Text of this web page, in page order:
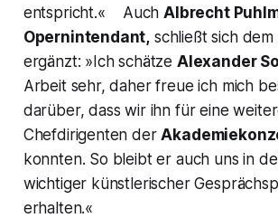
entspricht.« AuchAlbrecht
Opernintendant, schließt sich dem
ergänzt: »Ich schätze Alexander
Arbeit sehr, daher freue ich mich
darüber, dass wir ihn für eine
Chefdirigenten der
konnten. So bleibt er auch uns in
wichtiger künstlerischer
erhalten.«